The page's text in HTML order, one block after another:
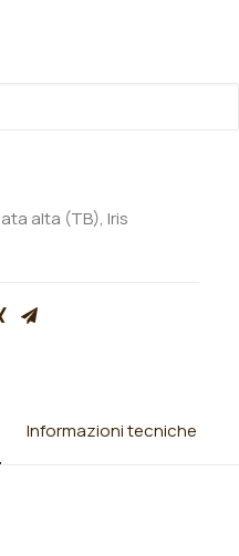
alta (TB), Iris
Informazioni tecniche